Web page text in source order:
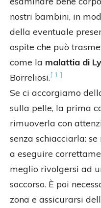
nostri bambini, in
della eventuale
ospite che può
come la malattia di
Borreliosi.[ 1 ]
Se ci accorgiamo
sulla pelle, la prima
rimuoverla con
senza schiacciarla:
a eseguire
meglio rivolgersi ad
soccorso. È poi
zona e assicurarsi